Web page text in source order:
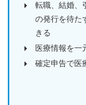
転職、結婚、
の発行を待た
きる
医療情報を一
確定申告で医